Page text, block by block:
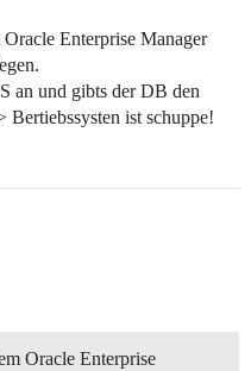
Enterprise Manager
an und gibts der DB den
Bertiebssysten ist schuppe!
Oracle Enterprise